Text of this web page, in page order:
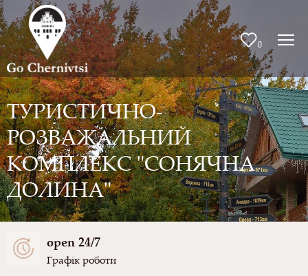
0
ТУРИСТИЧНО-
РОЗВАЖАЛЬНИЙ
КОМПЛЕКС "СОНЯЧНА
ДОЛИНА"
Графік роботи
open 24/7